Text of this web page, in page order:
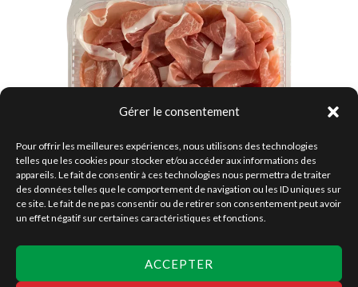
Gérer le consentement
Pour offrir les meilleures expériences, nous utilisons des technologies
telles que les cookies pour stocker et/ou accéder aux informations des
appareils. Le fait de consentir à ces technologies nous permettra de traiter
des données telles que le comportement de navigation ou les ID uniques sur
ce site. Le fait de ne pas consentir ou de retirer son consentement peut avoir
un effet négatif sur certaines caractéristiques et fonctions.
ACCEPTER
Une gamme élaborée en Italie, faites à la main, matières premières
non congelées, tranchage à partir de pièces entières
traditionnelles